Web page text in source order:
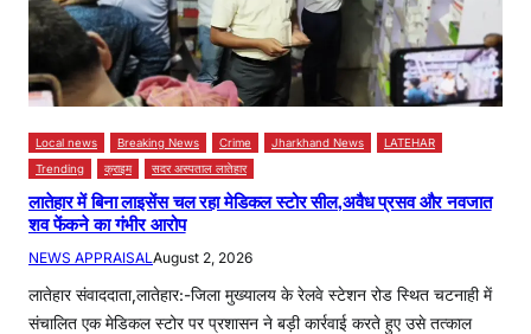
Local news Breaking News Crime Jharkhand News
LATEHAR
Trending
क्राइम सदर अस्पताल लातेहार
लातेहार में बिना लाइसेंस चल रहा मेडिकल स्टोर सील,अवैध प्रसव और नवजात
शव फेंकने का गंभीर आरोप
NEWS APPRAISAL August 2, 2026
लातेहार संवाददाता,लातेहार:-जिला मुख्यालय के रेलवे स्टेशन रोड स्थित चटनाही में
संचालित एक मेडिकल स्टोर पर प्रशासन ने बड़ी कार्रवाई करते हुए उसे तत्काल